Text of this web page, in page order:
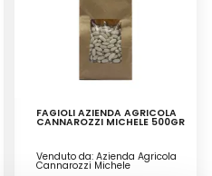
FAGIOLI AZIENDA AGRICOLA
CANNAROZZI MICHELE 500GR
Venduto da: Azienda Agricola
Cannarozzi Michele